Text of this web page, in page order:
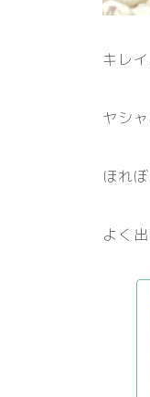
キレイ
ヤシ
ほれ
よく